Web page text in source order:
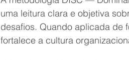
uma leitura clara e objetiva
desafios. Quando aplicada de
fortalece a cultura